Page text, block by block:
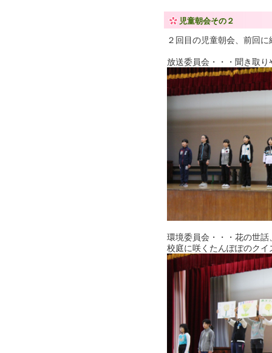
児童朝会その２
２回目の児童朝会、前回
放送委員会・・・聞き取
環境委員会・・・花の世
校庭に咲くたんぽぽのクイ